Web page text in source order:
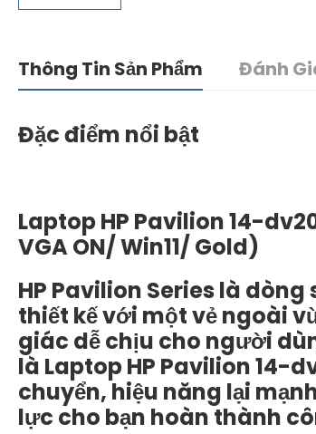
Thông Tin Sản Phẩm Đánh
Đặc điểm nổi bật
Laptop HP Pavilion 14-
VGA ON/ Win11/ Gold)
HP Pavilion Series là
thiết kế với một vẻ ngoài
giác dễ chịu cho người
là Laptop HP Pavilion 14-
chuyển, hiệu năng lại
lực cho bạn hoàn thành